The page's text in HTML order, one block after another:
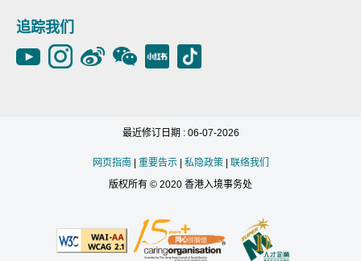
追踪我们
最近修订日期 : 06-07-2026
网页指南 重要告示| 私隐政策| 联络我们
版权所有 © 2020 香港入境事务处